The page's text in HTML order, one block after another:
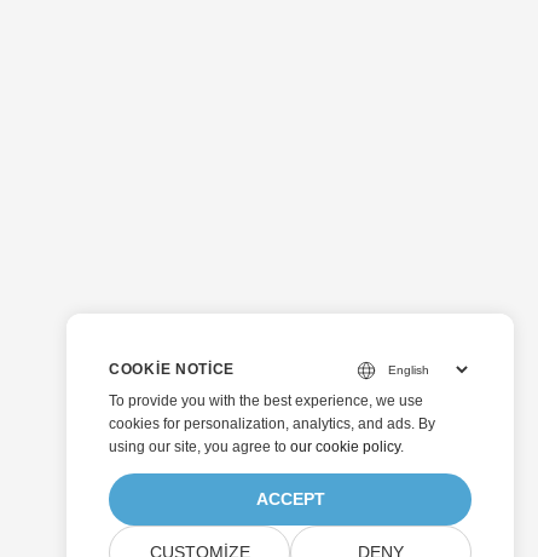
COOKIE NOTICE
To provide you with the best experience, we use
cookies for personalization, analytics, and ads. By
using our site, you agree to our cookie policy.
ACCEPT
CUSTOMIZE DENY